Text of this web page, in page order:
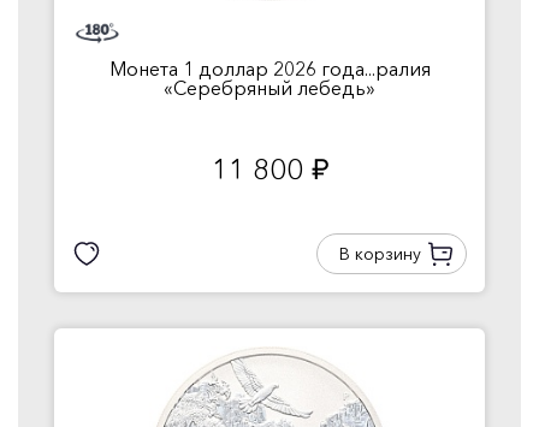
Монета 1 доллар 2026 года...ралия
«Серебряный лебедь»
11 800 руб.
В корзину